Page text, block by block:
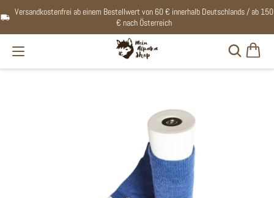
Versandkostenfrei ab einem Bestellwert von 60 € innerhalb Deutschlands / ab 150
€ nach Österreich